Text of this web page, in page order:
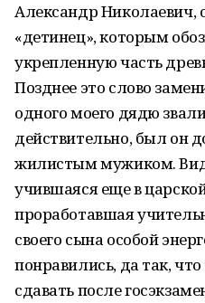
Александр Николаевич,
«детинец», которым
укрепленную часть
Позднее это слово
одного моего дядю
действительно, был он
жилистым мужиком.
учившаяся еще в
проработавшая
своего сына особой
понравились, да так,
сдавать после